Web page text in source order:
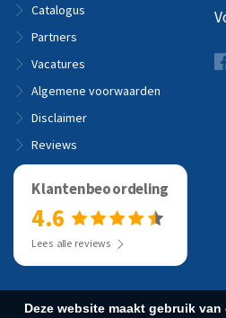
Catalogus
Partners
Vacatures
Algemene voorwaarden
Disclaimer
Reviews
Klantenbeoordeling
4.6
Lees alle reviews
Deze website maakt gebruik